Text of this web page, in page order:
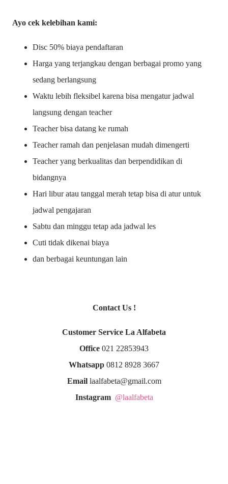
Ayo cek kelebihan kami:
Disc 50% biaya pendaftaran
Harga yang terjangkau dengan berbagai promo yang
sedang berlangsung
Waktu lebih fleksibel karena bisa mengatur jadwal
langsung dengan teacher
Teacher bisa datang ke rumah
Teacher ramah dan penjelasan mudah dimengerti
Teacher yang berkualitas dan berpendidikan di
bidangnya
Hari libur atau tanggal merah tetap bisa di atur untuk
jadwal pengajaran
Sabtu dan minggu tetap ada jadwal les
Cuti tidak dikenai biaya
dan berbagai keuntungan lain
Contact Us !
Customer Service La Alfabeta
Office 021 22853943
Whatsapp 0812 8928 3667
Emaillaalfabeta@gmail.com
Instagram @laalfabeta